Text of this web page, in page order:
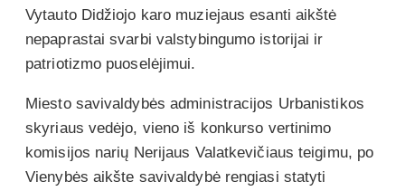
Vytauto Didžiojo karo muziejaus esanti aikštė
nepaprastai svarbi valstybingumo istorijai ir
patriotizmo puoselėjimui.
Miesto savivaldybės administracijos Urbanistikos
skyriaus vedėjo, vieno iš konkurso vertinimo
komisijos narių Nerijaus Valatkevičiaus teigimu, po
Vienybės aikšte savivaldybė rengiasi statyti